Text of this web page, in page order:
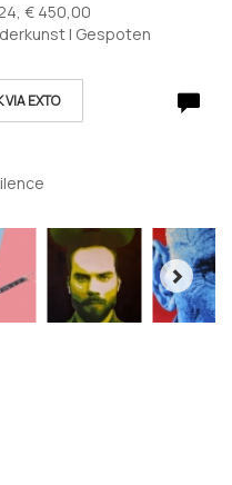
€ 450,00
| Gespoten
VIA EXTO